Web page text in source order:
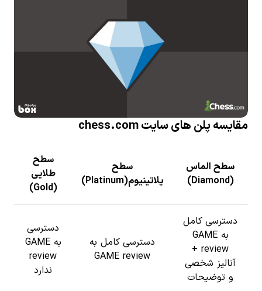
مقایسه پلن های سایت chess.com
سطح الماس
(Diamond)
سطح
پلاتینیوم(Platinum)
سطح
طلایی
(Gold)
دسترسی کامل
به GAME
review +
آنالیز شخصی
و توضیحات
دسترسی کامل به
GAME review
دسترسی
به GAME
review
ندارد